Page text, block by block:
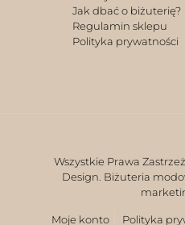
Jak dbać o biżuterię?
Regulamin sklepu
Polityka prywatności
Wszystkie Prawa
Design. Biżuteria
Moje konto Polityka